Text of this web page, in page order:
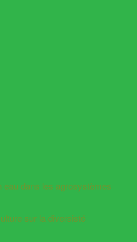
dans les agrosystèmes
sur la diversisté